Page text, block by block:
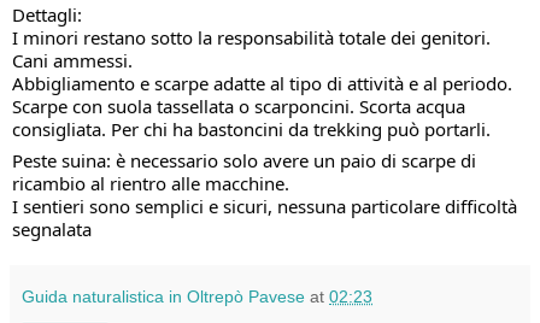
Dettagli:
I minori restano sotto la responsabilità totale dei genitori.
Cani ammessi.
Abbigliamento e scarpe adatte al tipo di attività e al periodo.
Scarpe con suola tassellata o scarponcini. Scorta acqua
consigliata. Per chi ha bastoncini da trekking può portarli.
Peste suina: è necessario solo avere un paio di scarpe di
ricambio al rientro alle macchine.
I sentieri sono semplici e sicuri, nessuna particolare difficoltà
segnalata
Guida naturalistica in Oltrepò Pavese at 02:23